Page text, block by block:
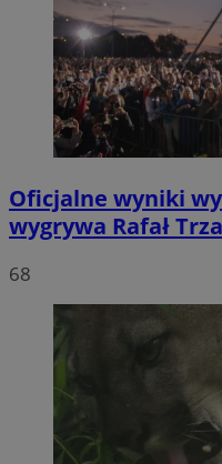
Oficjalne wyniki
wygrywa Rafał
68